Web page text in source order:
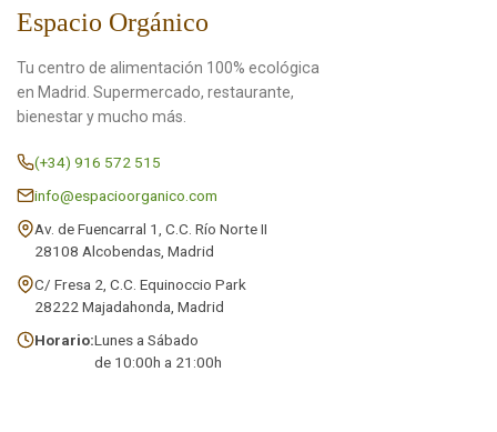
Espacio Orgánico
Tu centro de alimentación 100% ecológica
en Madrid. Supermercado, restaurante,
bienestar y mucho más.
(+34) 916 572 515
info@espacioorganico.com
Av. de Fuencarral 1, C.C. Río Norte II
28108 Alcobendas, Madrid
C/ Fresa 2, C.C. Equinoccio Park
28222 Majadahonda, Madrid
Horario:Lunes a Sábado
de 10:00h a 21:00h